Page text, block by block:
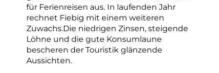
für Ferienreisen aus. In laufenden Jahr
rechnet Fiebig mit einem weiteren
Zuwachs.Die niedrigen Zinsen, steigende
Löhne und die gute Konsumlaune
bescheren der Touristik glänzende
Aussichten.